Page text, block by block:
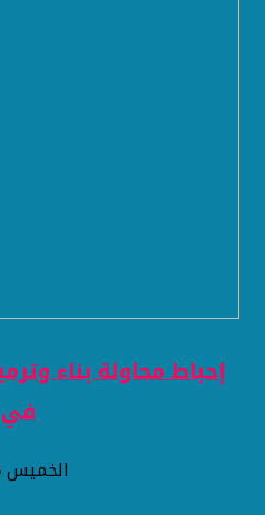
إحباط محاولة بناء
في
الخميس 06 أغسطس 2026 09:03 مساءً